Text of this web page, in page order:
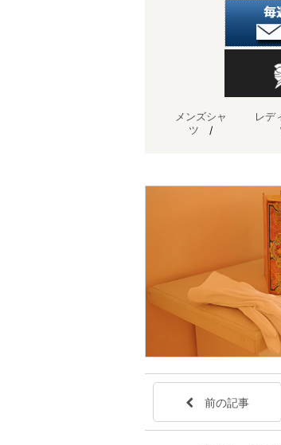
メンズシャ
ツ /
レデ
前の記事